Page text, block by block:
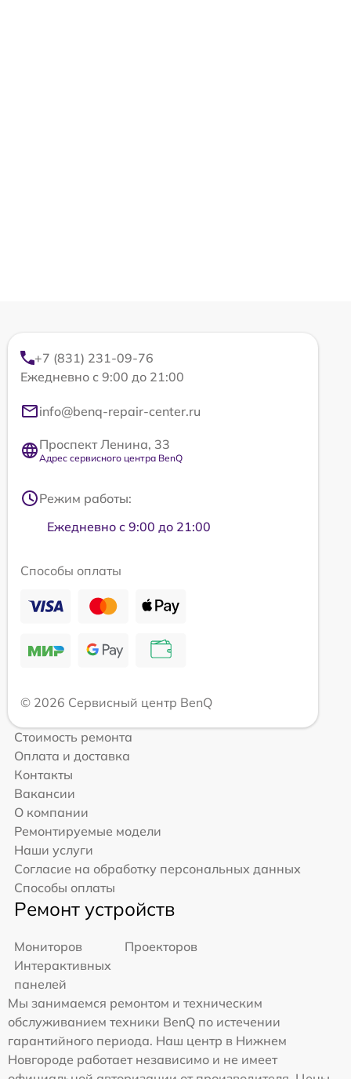
+7 (831) 231-09-76
Ежедневно с 9:00 до 21:00
info@benq-repair-center.ru
Проспект Ленина, 33
Адрес сервисного центра BenQ
Режим работы:
Ежедневно с 9:00 до 21:00
Способы оплаты
© 2026 Сервисный центр BenQ
Стоимость ремонта
Оплата и доставка
Контакты
Вакансии
О компании
Ремонтируемые модели
Наши услуги
Согласие на обработку персональных данных
Способы оплаты
Ремонт устройств
Мониторов
Проекторов
Интерактивных
панелей
Мы занимаемся ремонтом и техническим
обслуживанием техники BenQ по истечении
гарантийного периода. Наш центр в Нижнем
Новгороде работает независимо и не имеет